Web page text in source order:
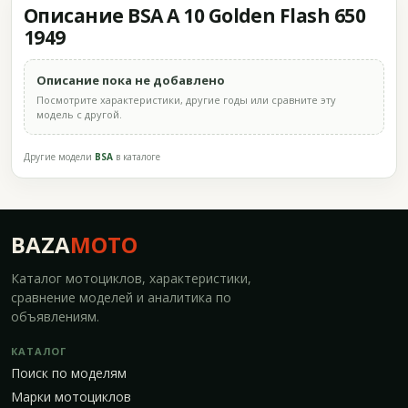
Описание BSA A 10 Golden Flash 650
1949
Описание пока не добавлено
Посмотрите характеристики, другие годы или сравните эту
модель с другой.
Другие модели BSA в каталоге
BAZAMOTO
Каталог мотоциклов, характеристики,
сравнение моделей и аналитика по
объявлениям.
КАТАЛОГ
Поиск по моделям
Марки мотоциклов